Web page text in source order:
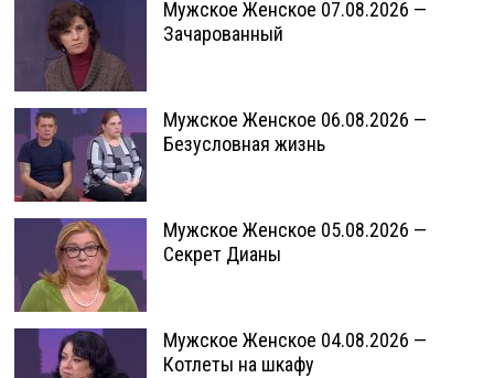
Мужское Женское 07.08.2026 —
Зачарованный
Мужское Женское 06.08.2026 —
Безусловная жизнь
Мужское Женское 05.08.2026 —
Секрет Дианы
Мужское Женское 04.08.2026 —
Котлеты на шкафу